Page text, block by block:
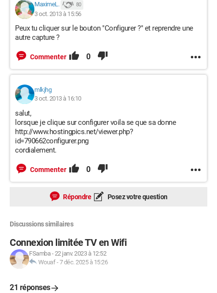
MaximeL. 80
3 oct. 2013 à 15:56
Peux tu cliquer sur le bouton "Configurer ?" et reprendre une
autre capture ?
Commenter 0
mlkjhg
3 oct. 2013 à 16:10
salut,
lorsque je clique sur configurer voila se que sa donne
http://www.hostingpics.net/viewer.php?
id=790662configurer.png
cordialement.
Commenter 0
Répondre Posez votre question
Discussions similaires
Connexion limitée TV en Wifi
FSamba-22 janv. 2023 à 12:52
Wouaf-7 déc. 2025 à 15:26
21 réponses